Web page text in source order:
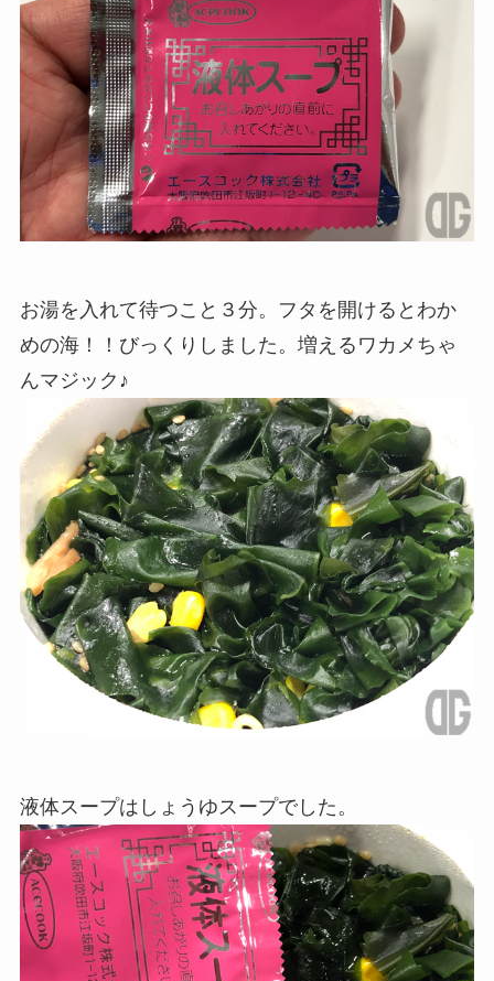
お湯を入れて待つこと３分。フタを開けるとわか
めの海！！びっくりしました。増えるワカメちゃ
んマジック♪
液体スープはしょうゆスープでした。